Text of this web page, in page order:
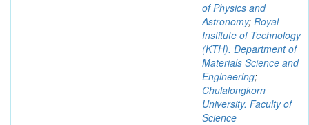
of Physics and
Astronomy; Royal
Institute of Technology
(KTH). Department of
Materials Science and
Engineering;
Chulalongkorn
University. Faculty of
Science